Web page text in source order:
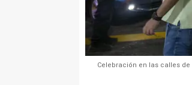
Celebración en las calles